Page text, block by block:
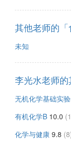
其他老师的
未知
李光水老师
无机化学基础实
有机化学B 10.0
化学与健康 9.8